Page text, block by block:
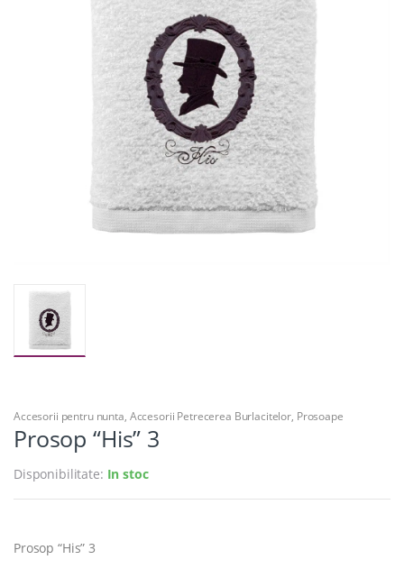
Accesorii pentru nunta, Accesorii Petrecerea Burlacitelor, Prosoape
Prosop “His” 3
Disponibilitate: In stoc
Prosop “His” 3